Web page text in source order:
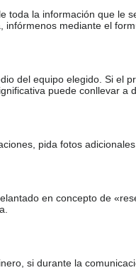
toda la información que le
infórmenos mediante el
del equipo elegido. Si el
puede conllevar a
pida fotos
en concepto de
si durante la